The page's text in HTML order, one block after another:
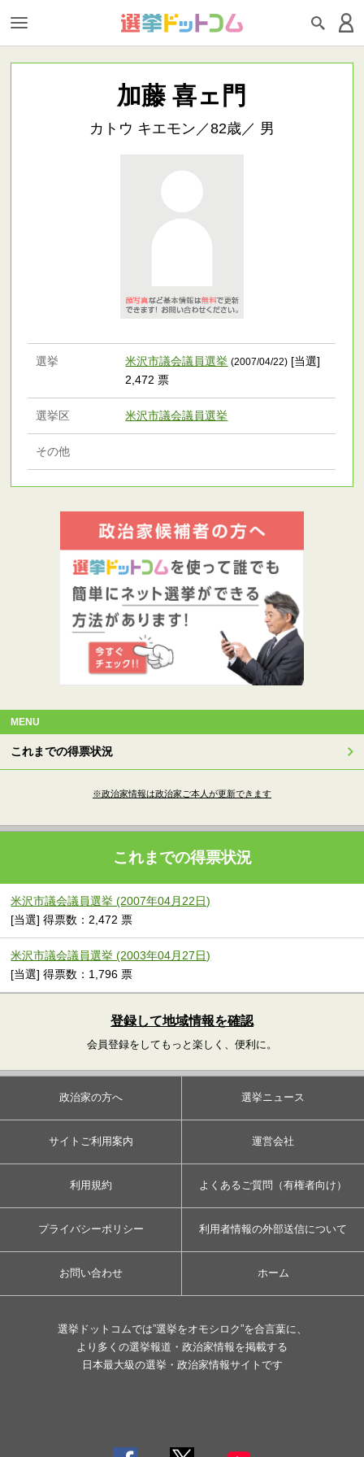
加藤 喜ェ門
カトウ キエモン／82歳／ 男
選挙 米沢市議会議員選挙 (2007/04/22) [当選]
2,472 票
選挙区 米沢市議会議員選挙
その他
MENU
これまでの得票状況
※政治家情報は政治家ご本人が更新できます
これまでの得票状況
米沢市議会議員選挙 (2007年04月22日)
[当選] 得票数：2,472 票
米沢市議会議員選挙 (2003年04月27日)
[当選] 得票数：1,796 票
登録して地域情報を確認
会員登録をしてもっと楽しく、便利に。
政治家の方へ 選挙ニュース
サイトご利用案内 運営会社
利用規約 よくあるご質問（有権者向け）
プライバシーポリシー 利用者情報の外部送信について
お問い合わせ ホーム
選挙ドットコムでは”選挙をオモシロク”を合言葉に、
より多くの選挙報道・政治家情報を掲載する
日本最大級の選挙・政治家情報サイトです